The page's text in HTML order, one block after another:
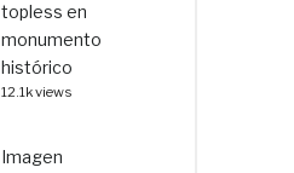
topless en
monumento
histórico
12.1k views
Imagen